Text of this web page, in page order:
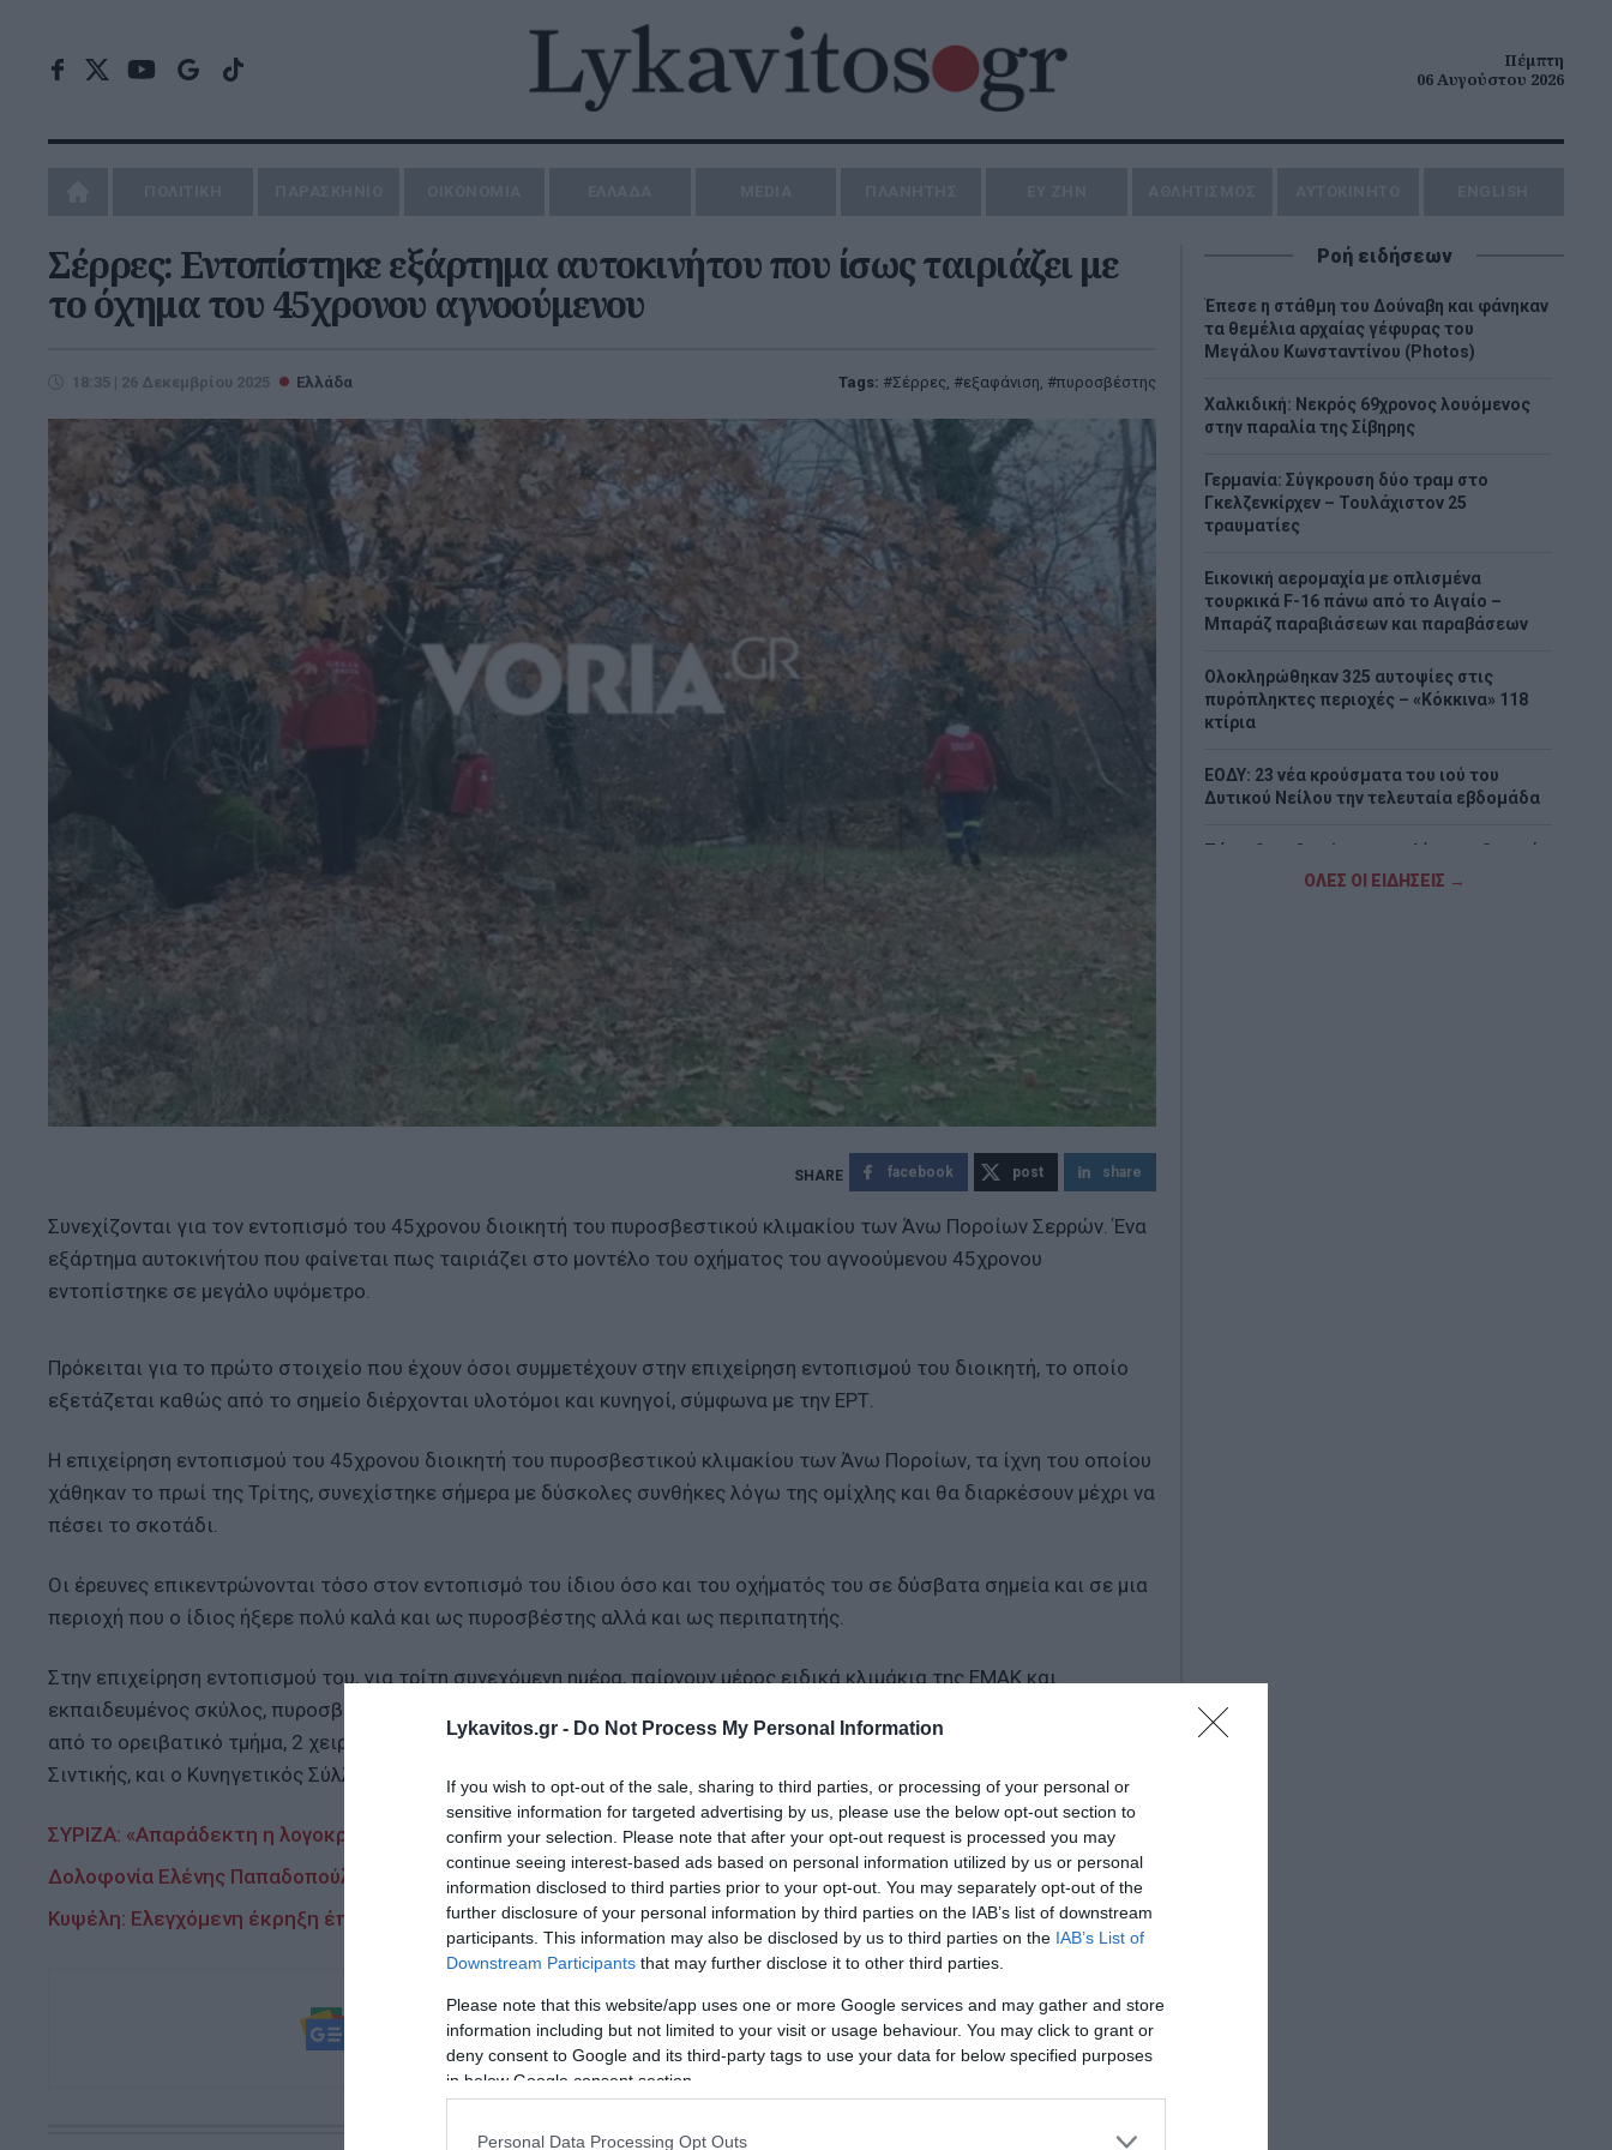
Lykavitos.gr - Do Not Process My Personal Information
If you wish to opt-out of the sale, sharing to third parties, or processing of your personal or
sensitive information for targeted advertising by us, please use the below opt-out section to
confirm your selection. Please note that after your opt-out request is processed you may
continue seeing interest-based ads based on personal information utilized by us or personal
information disclosed to third parties prior to your opt-out. You may separately opt-out of the
further disclosure of your personal information by third parties on the IAB’s list of downstream
participants. This information may also be disclosed by us to third parties on the IAB’s List of
Downstream Participants that may further disclose it to other third parties.
Please note that this website/app uses one or more Google services and may gather and store
information including but not limited to your visit or usage behaviour. You may click to grant or
deny consent to Google and its third-party tags to use your data for below specified purposes
in below Google consent section.
Personal Data Processing Opt Outs
Πέμπτη
06 Αυγούστου 2026
Σέρρες: Εντοπίστηκε εξάρτημα αυτοκινήτου που ίσως ταιριάζει με
το όχημα του 45χρονου αγνοούμενου
18:35 | 26 Δεκεμβρίου 2025 Ελλάδα Tags: Σέρρες, εξαφάνιση, πυροσβέστης
facebook post share
Συνεχίζονται για τον εντοπισμό του 45χρονου διοικητή του πυροσβεστικού κλιμακίου των Άνω Ποροίων Σερρών. Ένα
εξάρτημα αυτοκινήτου που φαίνεται πως ταιριάζει στο μοντέλο του οχήματος του αγνοούμενου 45χρονου
εντοπίστηκε σε μεγάλο υψόμετρο.
Πρόκειται για το πρώτο στοιχείο που έχουν όσοι συμμετέχουν στην επιχείρηση εντοπισμού του διοικητή, το οποίο
εξετάζεται καθώς από το σημείο διέρχονται υλοτόμοι και κυνηγοί, σύμφωνα με την ΕΡΤ.
Η επιχείρηση εντοπισμού του 45χρονου διοικητή του πυροσβεστικού κλιμακίου των Άνω Ποροίων, τα ίχνη του οποίου
χάθηκαν το πρωί της Τρίτης, συνεχίστηκε σήμερα με δύσκολες συνθήκες λόγω της ομίχλης και θα διαρκέσουν μέχρι να
πέσει το σκοτάδι.
Οι έρευνες επικεντρώνονται τόσο στον εντοπισμό του ίδιου όσο και του οχήματός του σε δύσβατα σημεία και σε μια
περιοχή που ο ίδιος ήξερε πολύ καλά και ως πυροσβέστης αλλά και ως περιπατητής.
Στην επιχείρηση εντοπισμού του, για τρίτη συνεχόμενη ημέρα, παίρνουν μέρος ειδικά κλιμάκια της ΕΜΑΚ και
εκπαιδευμένος σκύλος, πυροσβέστες, εθελοντές πυροσβέστες, αστυνομικοί, εθελοντές του ΟΦΚΑΘ (με 10 εθελοντές
από το ορειβατικό τμήμα, 2 χειριστές Drone και οχήματα 4χ4), η ΕΠΟΜΕΑ Σιντικής, η Πολιτική Προστασία του Δήμου
Σιντικής, και ο Κυνηγετικός Σύλλογος Ροδόπολης.
ΣΥΡΙΖΑ: «Απαράδεκτη η λογοκρισία του Δημάρχου Φλώρινας στην Banda Entopica»
Δολοφονία Ελένης Παπαδοπούλου: Προθεσμία να απολογηθεί την Τρίτη πήρε ο γιος της
Κυψέλη: Ελεγχόμενη έκρηξη έπειτα από τον εντοπισμό ύποπτου αντικειμένου
Ακολουθήστε το Lykavitos.gr στο Google News
και μάθετε πρώτοι όλες τις ειδήσεις
Ροή ειδήσεων
Έπεσε η στάθμη του Δούναβη και φάνηκαν
τα θεμέλια αρχαίας γέφυρας του
Μεγάλου Κωνσταντίνου (Photos)
Χαλκιδική: Νεκρός 69χρονος λουόμενος
στην παραλία της Σίβηρης
Γερμανία: Σύγκρουση δύο τραμ στο
Γκελζενκίρχεν – Τουλάχιστον 25
τραυματίες
Εικονική αερομαχία με οπλισμένα
τουρκικά F-16 πάνω από το Αιγαίο –
Μπαράζ παραβιάσεων και παραβάσεων
Ολοκληρώθηκαν 325 αυτοψίες στις
πυρόπληκτες περιοχές – «Κόκκινα» 118
κτίρια
ΕΟΔΥ: 23 νέα κρούσματα του ιού του
Δυτικού Νείλου την τελευταία εβδομάδα
Ζάκυνθος: Οκτώ καταγγελίες για βιασμό
μέσα σε 20 ημέρεςΟΛΕΣ ΟΙ ΕΙΔΗΣΕΙΣ →